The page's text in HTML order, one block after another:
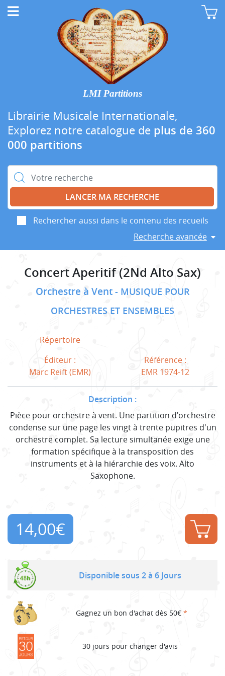
LMI Partitions
Librairie Musicale Internationale,
Explorez notre catalogue de plus de 360
000 partitions
Rechercher :
Rechercher aussi dans le contenu des recueils
Recherche avancée
Concert Aperitif (2Nd Alto Sax)
Orchestre à Vent
MUSIQUE POUR
ORCHESTRES ET ENSEMBLES
Répertoire
Éditeur :
Marc Reift (EMR)
Référence :
EMR 1974-12
Description :
Pièce pour orchestre à vent. Une partition d'orchestre
condense sur une page les vingt à trente pupitres d'un
orchestre complet. Sa lecture simultanée exige une
formation spécifique à la transposition des
instruments et à la hiérarchie des voix. Alto
Saxophone.
14,00€
Disponible sous 2 à 6 Jours
Gagnez un bon d'achat dès 50€ *
30 jours pour changer d'avis